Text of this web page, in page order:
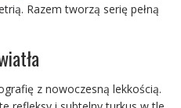
Razem tworzą serię pełną
z nowoczesną lekkością.